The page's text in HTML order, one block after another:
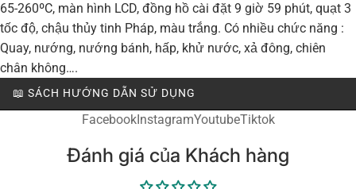
65-260ºC, màn hình LCD, đồng hồ cài đặt 9 giờ 59 phút, quạt 3
tốc độ, chậu thủy tinh Pháp, màu trắng. Có nhiều chức năng :
Quay, nướng, nướng bánh, hấp, khử nước, xả đông, chiên
chân không….
📖 SÁCH HƯỚNG DẪN SỬ DỤNG
FacebookInstagramYoutubeTiktok
Đánh giá của Khách hàng